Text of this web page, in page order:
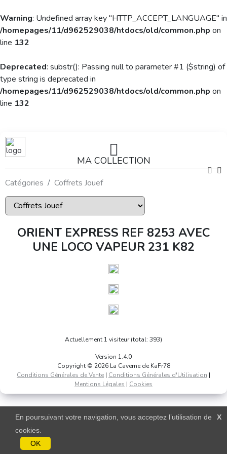
Warning: Undefined array key "HTTP_ACCEPT_LANGUAGE" in
/homepages/11/d962529038/htdocs/old/common.php on
line 132
Deprecated: substr(): Passing null to parameter #1 ($string) of
type string is deprecated in
/homepages/11/d962529038/htdocs/old/common.php on
line 132
MA COLLECTION
Catégories Coffrets Jouef
ORIENT EXPRESS REF 8253 AVEC
UNE LOCO VAPEUR 231 K82
Actuellement 1 visiteur (total: 393)
Version 1.4.0
Copyright © 2026 La Caverne de KaFr78
Conditions Générales de Vente | Conditions Générales d'Utilisation |
Mentions Légales | Cookies
X
En poursuivant votre navigation, vous acceptez l’utilisation de
cookies.
OK